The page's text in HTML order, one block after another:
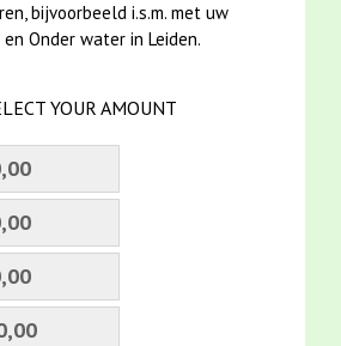
bijvoorbeeld i.s.m. met uw
Onder water in Leiden.
YOUR AMOUNT